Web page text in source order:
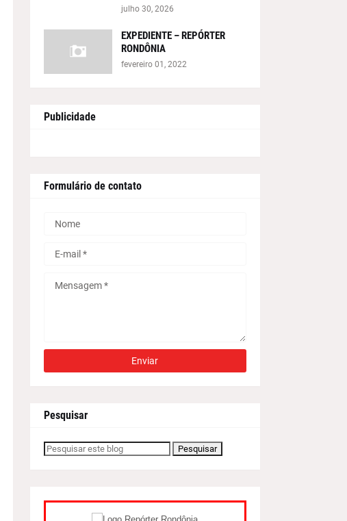
julho 30, 2026
EXPEDIENTE – REPÓRTER
RONDÔNIA
fevereiro 01, 2022
Publicidade
Formulário de contato
Pesquisar